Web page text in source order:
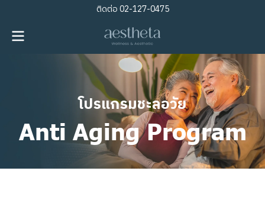
ติดต่อ02-127-0475
โปรแกรมชะลอวัย
Anti Aging Program